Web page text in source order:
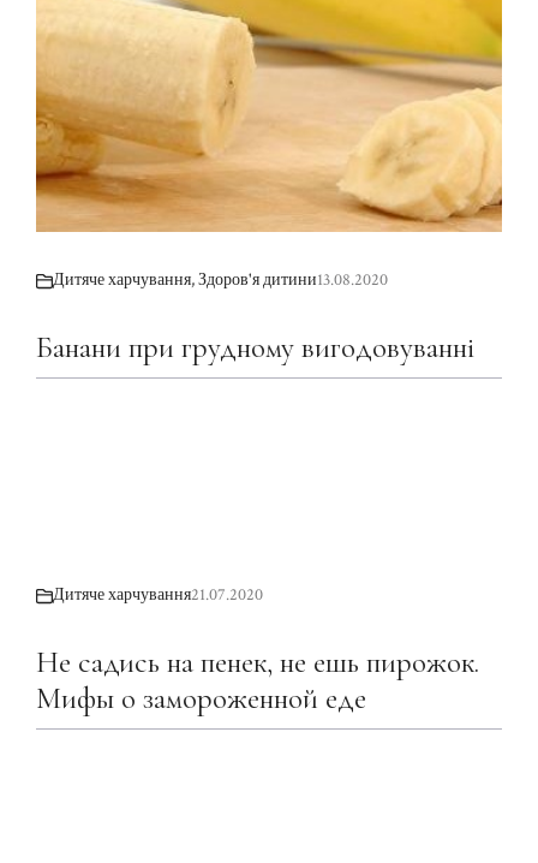
Дитяче харчування,Здоров'я дитини13.08.2020
Банани при грудному вигодовуванні
Дитяче харчування21.07.2020
Не садись на пенек, не ешь пирожок.
Мифы о замороженной еде